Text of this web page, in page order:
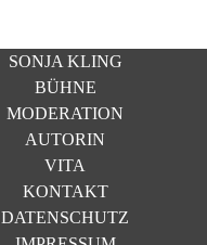
SONJA KLING
BÜHNE
MODERATION
AUTORIN
VITA
KONTAKT
DATENSCHUTZ